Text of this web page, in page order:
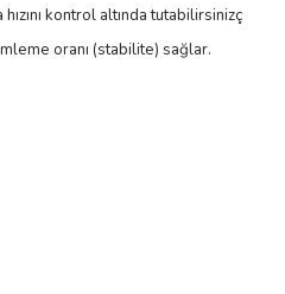
kontrol altında tutabilirsinizç
oranı (stabilite) sağlar.